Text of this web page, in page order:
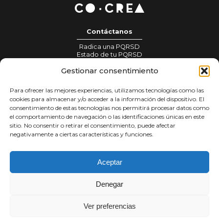
Gestionar consentimiento
Para ofrecer las mejores experiencias, utilizamos tecnologías como las
cookies para almacenar y/o acceder a la información del dispositivo. El
consentimiento de estas tecnologías nos permitirá procesar datos como
el comportamiento de navegación o las identificaciones únicas en este
sitio. No consentir o retirar el consentimiento, puede afectar
negativamente a ciertas características y funciones.
Aceptar
Denegar
Ver preferencias
Contáctanos
Radica una PQRSD
Estado de tu PQRSD
Información para prensa:
Notificaciones judiciales:
notificacionesjudiciales@colombiacrea.org
Tratamiento de datos
Política de privacidad